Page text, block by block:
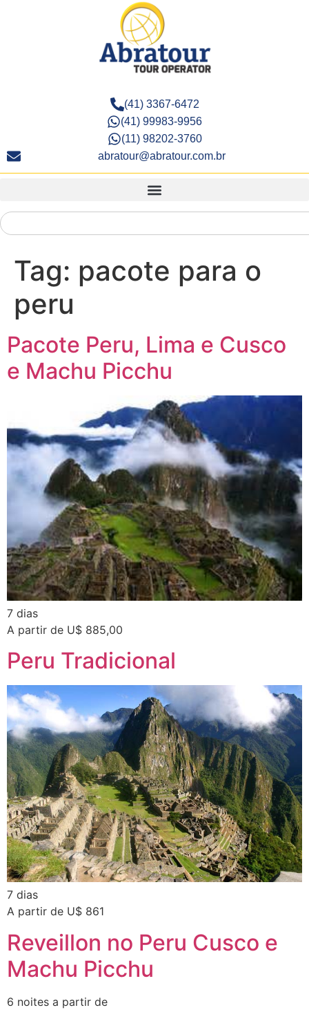
(41) 3367-6472
(41) 99983-9956
(11) 98202-3760
abratour@abratour.com.br
Tag: pacote para o
peru
Pacote Peru, Lima e Cusco
e Machu Picchu
7 dias
A partir de U$ 885,00
Peru Tradicional
7 dias
A partir de U$ 861
Reveillon no Peru Cusco e
Machu Picchu
6 noites a partir de